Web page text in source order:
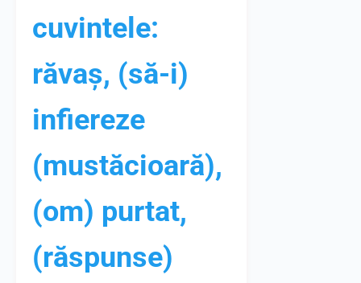
cuvintele:
răvaș, (să-i)
infiereze
(mustăcioară),
(om) purtat,
(răspunse)